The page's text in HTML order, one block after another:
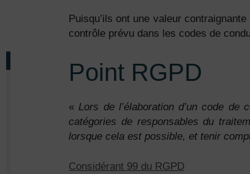
Puisqu’ils ont une valeur
contrôle prévu dans les codes de
Point RGPD
« Lors de l’élaboration d’un code
catégories de responsables du
lorsque cela est possible, et tenir
Considérant 99 du RGPD